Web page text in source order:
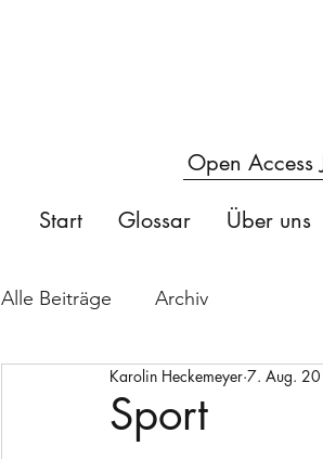
Open Access
Start Glossar Über uns
Alle Beiträge Archiv
Sport
Karolin Heckemeyer 7. Aug.